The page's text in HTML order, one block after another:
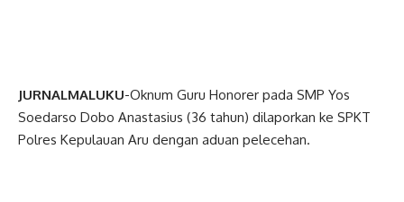
JURNALMALUKU-Oknum Guru Honorer pada SMP Yos
Soedarso Dobo Anastasius (36 tahun) dilaporkan ke SPKT
Polres Kepulauan Aru dengan aduan pelecehan.